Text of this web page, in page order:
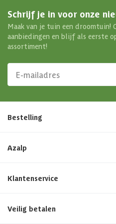
Schrijf je in voor onze
Maak van je tuin een droomtuin!
aanbiedingen en blijf als eerste
assortiment!
Bestelling
Azalp
Klantenservice
Veilig betalen